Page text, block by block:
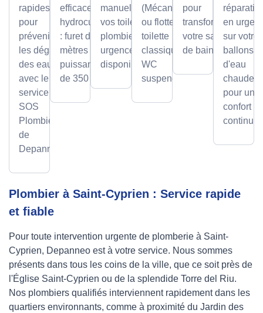
rapides
pour
prévenir
les dégâts
des eaux
avec le
service
SOS
Plombier
de
Depanneo
efficace par
hydrocurage
: furet de 100
mètres et
puissance
de 350 bars.
manuel de
vos toilettes,
plombier en
urgence
disponible.
(Mécanisme
ou flotteur) sur
toilette
classique ou
WC
suspendu.
pour
transformer
votre salle
de bain.
en
sur votre
ballons
d'eau
chaude,
pour un
confort
continu.
Plombier à Saint-Cyprien : Service rapide
et fiable
Pour toute intervention urgente de plomberie à Saint-
Cyprien, Depanneo est à votre service. Nous sommes
présents dans tous les coins de la ville, que ce soit près de
l'Église Saint-Cyprien ou de la splendide Torre del Riu.
Nos plombiers qualifiés interviennent rapidement dans les
quartiers environnants, comme à proximité du Jardin des